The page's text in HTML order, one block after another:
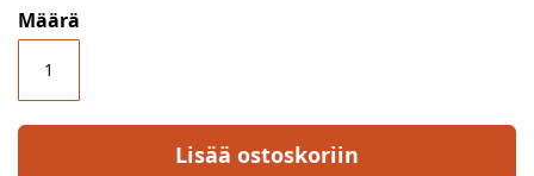
gallery
Määrä
Lisää ostoskoriin